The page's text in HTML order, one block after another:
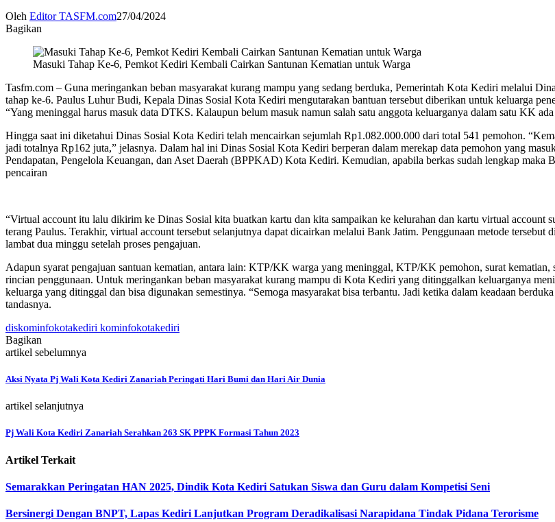
Oleh Editor TASFM.com27/04/2024
Bagikan
Masuki Tahap Ke-6, Pemkot Kediri Kembali Cairkan Santunan Kematian untuk Warga
Tasfm.com – Guna meringankan beban masyarakat kurang mampu yang sedang berduka, Pemerintah Kota Kediri melalui
tahap ke-6. Paulus Luhur Budi, Kepala Dinas Sosial Kota Kediri mengutarakan bantuan tersebut diberikan untuk keluarga
“Yang meninggal harus masuk data DTKS. Kalaupun belum masuk namun salah satu anggota keluarganya dalam satu KK
Hingga saat ini diketahui Dinas Sosial Kota Kediri telah mencairkan sejumlah Rp1.082.000.000 dari total 541 pemohon.
jadi totalnya Rp162 juta,” jelasnya. Dalam hal ini Dinas Sosial Kota Kediri berperan dalam merekap data pemohon yang
Pendapatan, Pengelola Keuangan, dan Aset Daerah (BPPKAD) Kota Kediri. Kemudian, apabila berkas sudah lengkap
pencairan
“Virtual account itu lalu dikirim ke Dinas Sosial kita buatkan kartu dan kita sampaikan ke kelurahan dan kartu virtual account
terang Paulus. Terakhir, virtual account tersebut selanjutnya dapat dicairkan melalui Bank Jatim. Penggunaan metode
lambat dua minggu setelah proses pengajuan.
Adapun syarat pengajuan santuan kematian, antara lain: KTP/KK warga yang meninggal, KTP/KK pemohon, surat
rincian penggunaan. Untuk meringankan beban masyarakat kurang mampu di Kota Kediri yang ditinggalkan keluarganya
keluarga yang ditinggal dan bisa digunakan semestinya. “Semoga masyarakat bisa terbantu. Jadi ketika dalam keadaan
tandasnya.
diskominfokotakediri kominfokotakediri
Bagikan
artikel sebelumnya
Aksi Nyata Pj Wali Kota Kediri Zanariah Peringati Hari Bumi dan Hari Air Dunia
artikel selanjutnya
Pj Wali Kota Kediri Zanariah Serahkan 263 SK PPPK Formasi Tahun 2023
Artikel Terkait
Semarakkan Peringatan HAN 2025, Dindik Kota Kediri Satukan Siswa dan Guru dalam Kompetisi Seni
Bersinergi Dengan BNPT, Lapas Kediri Lanjutkan Program Deradikalisasi Narapidana Tindak Pidana Terorisme